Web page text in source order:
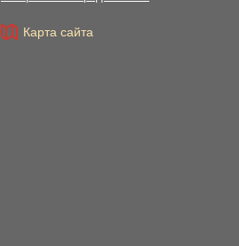
Карта сайта